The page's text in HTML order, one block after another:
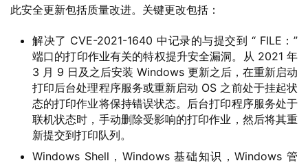
此安全更新包括质量改进。关键更改包括：
解决了 CVE-2021-1640 中记录的与提交到 “ FILE：”
端口的打印作业有关的特权提升安全漏洞。从 2021 年
3 月 9 日及之后安装 Windows 更新之后，在重新启动
打印后台处理程序服务或重新启动 OS 之前处于挂起状
态的打印作业将保持错误状态。后台打印程序服务处于
联机状态时，手动删除受影响的打印作业，然后将其重
新提交到打印队列。
Windows Shell，Windows 基础知识，Windows 管